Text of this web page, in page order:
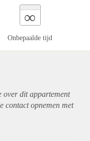
∞
Onbepaalde tijd
over ditappartement
contact opnemen met